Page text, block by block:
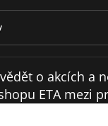
o akcích a
ETA mezi